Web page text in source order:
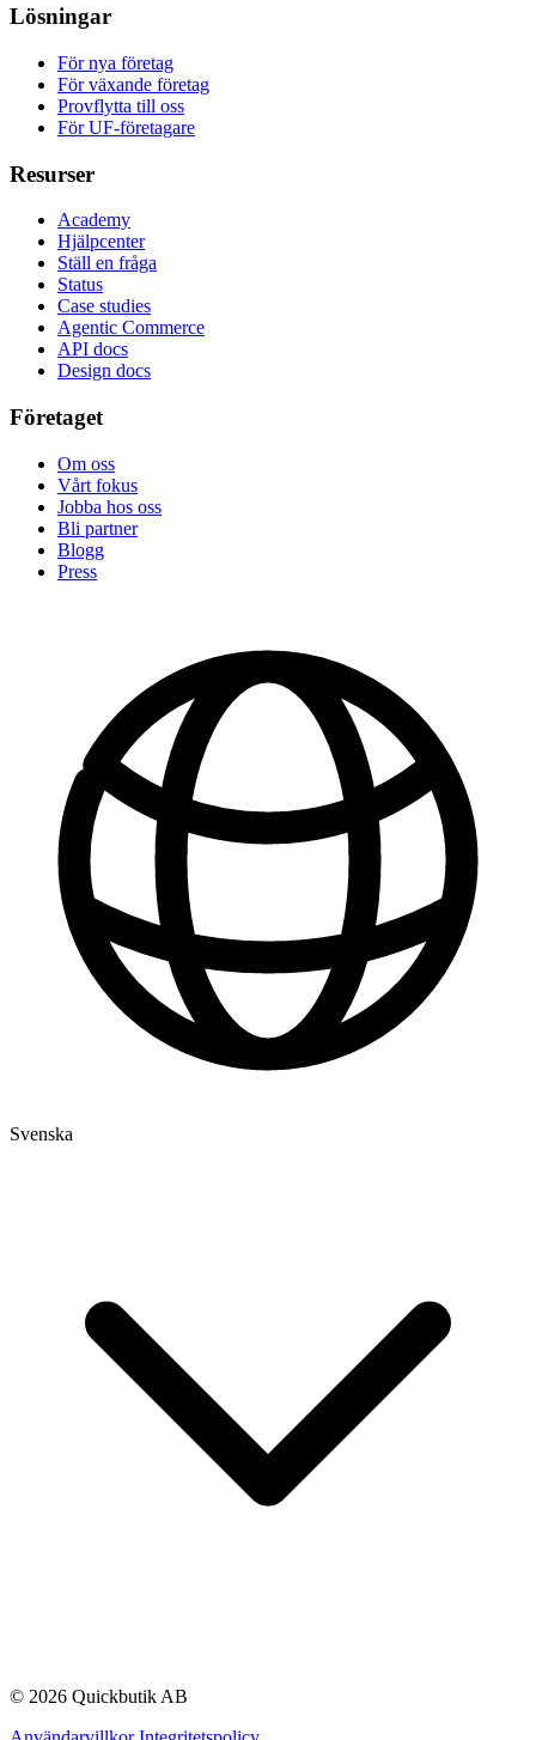
Lösningar
För nya företag
För växande företag
Provflytta till oss
För UF-företagare
Resurser
Academy
Hjälpcenter
Ställ en fråga
Status
Case studies
Agentic Commerce
API docs
Design docs
Företaget
Om oss
Vårt fokus
Jobba hos oss
Bli partner
Blogg
Press
Svenska
© 2026 Quickbutik AB